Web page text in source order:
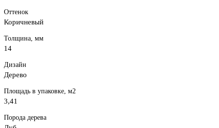
Оттенок
Коричневый
Толщина, мм
14
Дизайн
Дерево
Площадь в упаковке, м2
3,41
Порода дерева